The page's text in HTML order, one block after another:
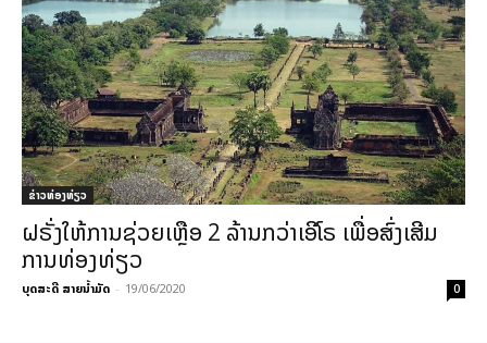
​ຂ່າວທ່ອງທ່ຽວ
ຝຣັ່ງໃຫ້ການຊ່ວຍເຫຼືອ 2 ລ້ານກວ່າເອີໂຣ ເພື່ອສົ່ງເສີມ
ການທ່ອງທ່ຽວ
ບຸດສະດີ ສາຍນ້ຳມັດ - 19/06/2020 0